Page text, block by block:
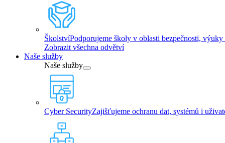
ŠkolstvíPodporujeme školy v oblasti bezpečnosti,
Zobrazit všechna odvětví
Naše služby
Naše služby
Cyber SecurityZajišťujeme ochranu dat, systémů i